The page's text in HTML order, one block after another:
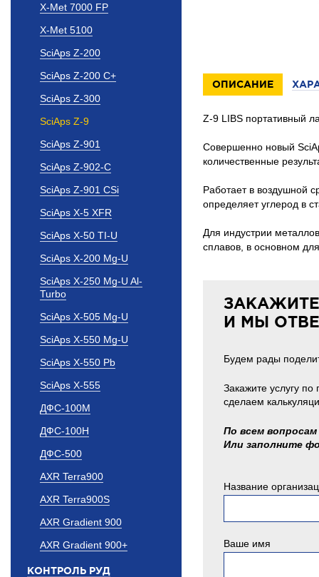
X-Met 7000 FP
X-Met 5100
SciAps Z-200
SciAps Z-200 C+
SciAps Z-300
SciAps Z-9
SciAps Z-901
SciAps Z-902-C
SciAps Z-901 CSi
SciAps X-5 XFR
SciAps X-50 TI-U
SciAps X-200 Mg-U
SciAps X-250 Mg-U Al-
Turbo
SciAps X-505 Mg-U
SciAps X-550 Mg-U
SciAps X-550 Pb
SciAps X-555
ДФС-100М
ДФС-100Н
ДФС-500
AXR Terra900
AXR Terra900S
AXR Gradient 900
AXR Gradient 900+
КОНТРОЛЬ РУД
ОПИСАНИЕ
Z-9 LIBS портативный
Совершенно новый
количественные
Работает в воздушной
определяет углерод в
Для индустрии
сплавов, в основном
И МЫ
Будем рады
Закажите услугу
сделаем
По всем вопросам
Или заполните
Название
Ваше имя